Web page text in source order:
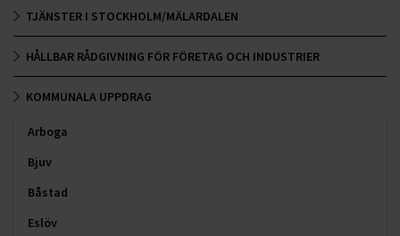
TJÄNSTER I STOCKHOLM/MÄLARDALEN
HÅLLBAR RÅDGIVNING FÖR FÖRETAG OCH INDUSTRIER
KOMMUNALA UPPDRAG
Arboga
Bjuv
Båstad
Eslöv